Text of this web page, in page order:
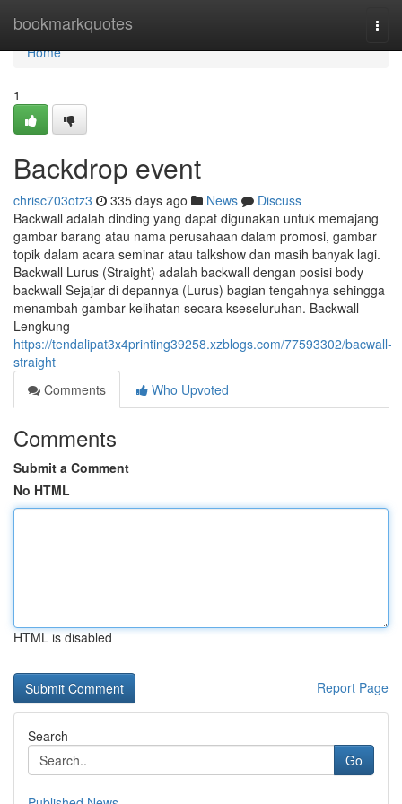
bookmarkquotes
Home
Home
1
Backdrop event
chrisc703otz3 335 days ago News
Discuss
Backwall adalah dinding yang dapat digunakan untuk memajang
gambar barang atau nama perusahaan dalam promosi, gambar
topik dalam acara seminar atau talkshow dan masih banyak lagi.
Backwall Lurus (Straight) adalah backwall dengan posisi body
backwall Sejajar di depannya (Lurus) bagian tengahnya sehingga
menambah gambar kelihatan secara kseseluruhan. Backwall
Lengkung
https://tendalipat3x4printing39258.xzblogs.com/77593302/bacwall-
straight
Comments
Who Upvoted
Comments
Submit a Comment
No HTML
HTML is disabled
Report Page
Search
Go